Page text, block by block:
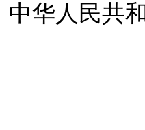
中华人民共